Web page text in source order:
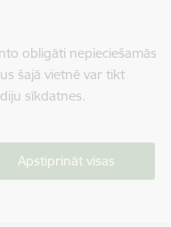
obligāti nepieciešamās
šajā vietnē var tikt
sīkdatnes.
Apstiprināt visas